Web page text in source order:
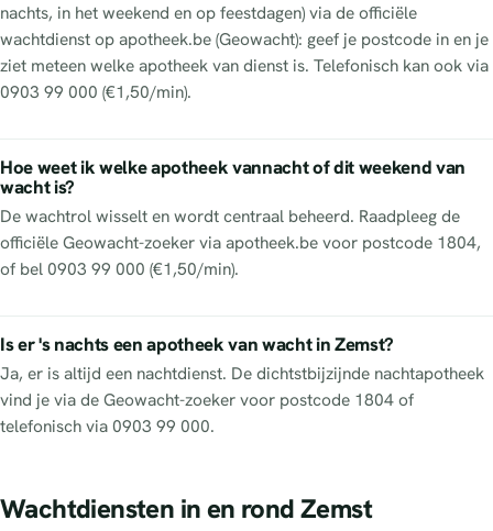
nachts, in het weekend en op feestdagen) via de officiële
wachtdienst op apotheek.be (Geowacht): geef je postcode in en je
ziet meteen welke apotheek van dienst is. Telefonisch kan ook via
0903 99 000 (€1,50/min).
Hoe weet ik welke apotheek vannacht of dit weekend van
wacht is?
De wachtrol wisselt en wordt centraal beheerd. Raadpleeg de
officiële Geowacht-zoeker via apotheek.be voor postcode 1804,
of bel 0903 99 000 (€1,50/min).
Is er 's nachts een apotheek van wacht in Zemst?
Ja, er is altijd een nachtdienst. De dichtstbijzijnde nachtapotheek
vind je via de Geowacht-zoeker voor postcode 1804 of
telefonisch via 0903 99 000.
Wachtdiensten in en rond Zemst